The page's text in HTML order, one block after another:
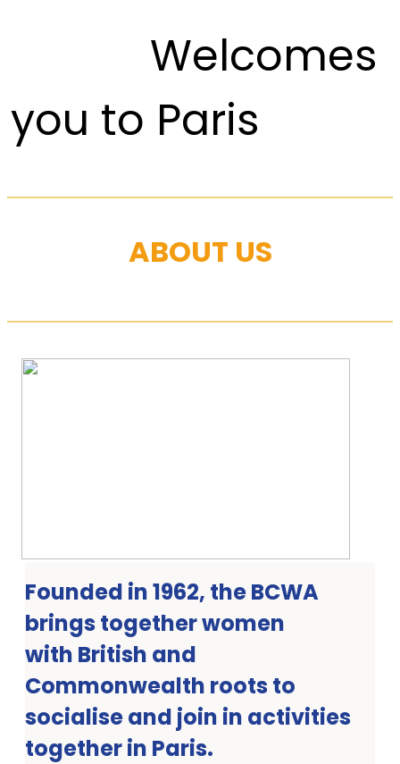
Welcomes
you to Paris
ABOUT US
Founded in 1962, the BCWA
brings together women
with British and
Commonwealth roots to
socialise and join in activities
together in Paris.